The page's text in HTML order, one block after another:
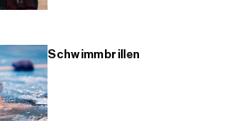
Schwimmbrillen